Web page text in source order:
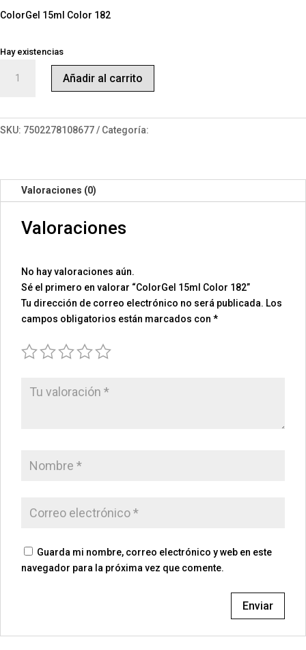
ColorGel 15ml Color 182
Hay existencias
15ml
cantidad
Añadir al carrito
SKU: 7502278108677 Categoría:
Valoraciones (0)
Valoraciones
No hay valoraciones aún.
Sé el primero en valorar “ColorGel 15ml Color 182”
Tu dirección de correo electrónico no será publicada. Los
campos obligatorios están marcados con *
Guarda mi nombre, correo electrónico y web en este
navegador para la próxima vez que comente.